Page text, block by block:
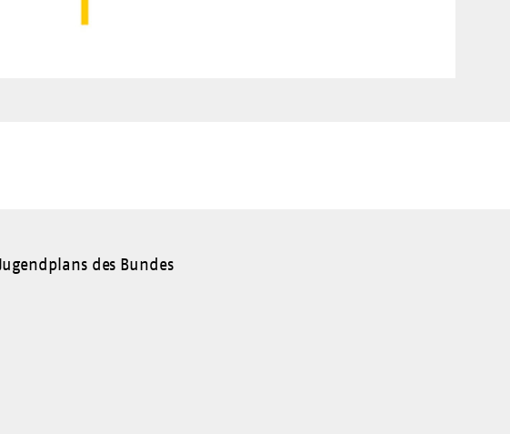
des Bundes